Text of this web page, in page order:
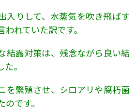
入りして、水蒸気を吹き飛ばす
れていた訳です。
結露対策は、残念ながら良い結
。
を繁殖させ、シロアリや腐朽菌
です。